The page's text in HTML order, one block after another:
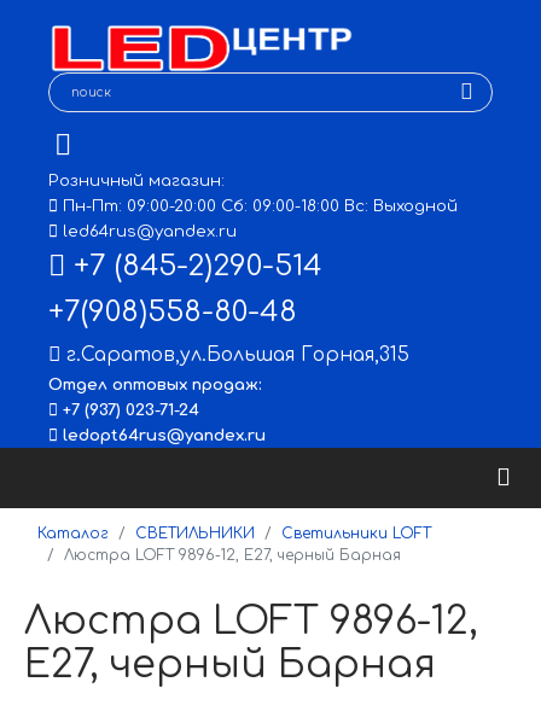
Розничный магазин:
Пн-Пт: 09:00-20:00 Сб: 09:00-18:00 Вс: Выходной
led64rus@yandex.ru
+7 (845-2)290-514
+7(908)558-80-48
г.Саратов,ул.Большая Горная,315
Отдел оптовых продаж:
+7 (937) 023-71-24
ledopt64rus@yandex.ru
Каталог СВЕТИЛЬНИКИ
Светильники LOFT
Люстра LOFT 9896-12, Е27, черный Барная
Люстра LOFT 9896-12,
Е27, черный Барная